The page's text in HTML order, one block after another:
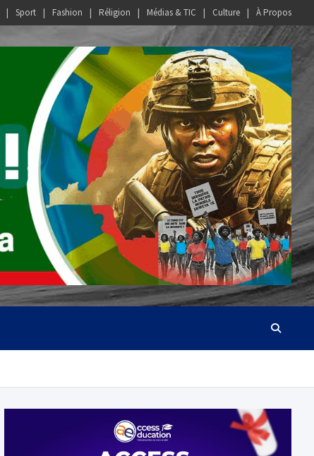
Sport Fashion Réligion Médias & TIC Culture À Propos